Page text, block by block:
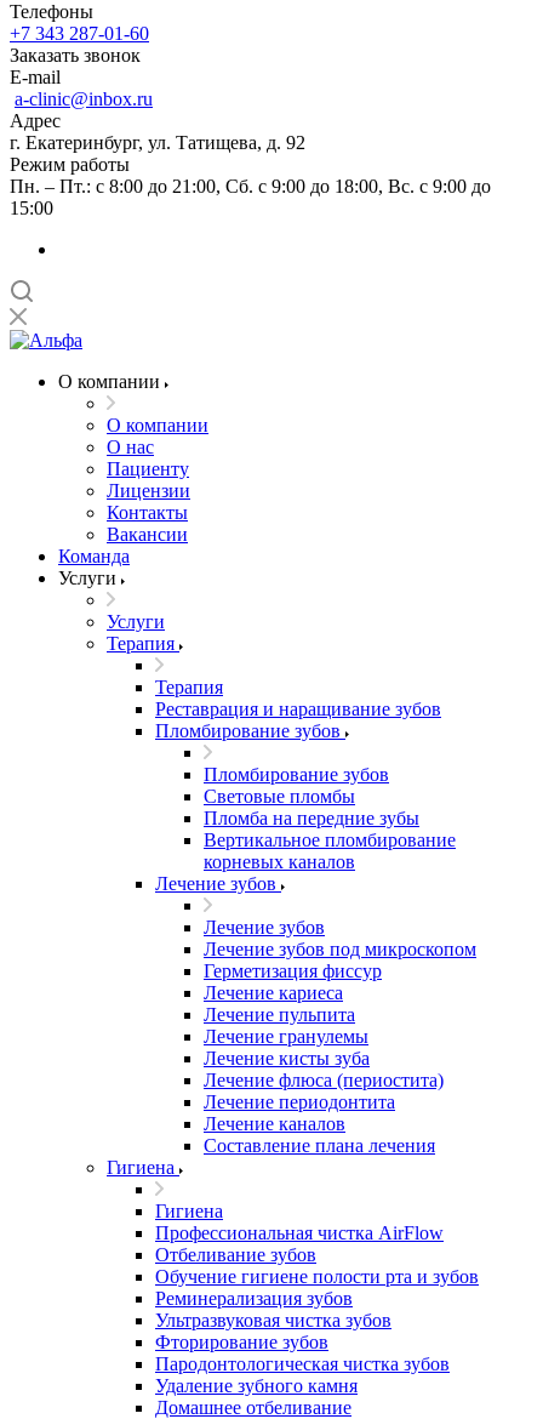
Телефоны
+7 343 287-01-60
Заказать звонок
E-mail
a-clinic@inbox.ru
Адрес
г. Екатеринбург, ул. Татищева, д. 92
Режим работы
Пн. – Пт.: с 8:00 до 21:00, Сб. с 9:00 до 18:00, Вс. с 9:00 до
15:00
О компании
О компании
О нас
Пациенту
Лицензии
Контакты
Вакансии
Команда
Услуги
Услуги
Терапия
Терапия
Реставрация и наращивание зубов
Пломбирование зубов
Пломбирование зубов
Световые пломбы
Пломба на передние зубы
Вертикальное пломбирование
корневых каналов
Лечение зубов
Лечение зубов
Лечение зубов под микроскопом
Герметизация фиссур
Лечение кариеса
Лечение пульпита
Лечение гранулемы
Лечение кисты зуба
Лечение флюса (периостита)
Лечение периодонтита
Лечение каналов
Составление плана лечения
Гигиена
Гигиена
Профессиональная чистка AirFlow
Отбеливание зубов
Обучение гигиене полости рта и зубов
Реминерализация зубов
Ультразвуковая чистка зубов
Фторирование зубов
Пародонтологическая чистка зубов
Удаление зубного камня
Домашнее отбеливание